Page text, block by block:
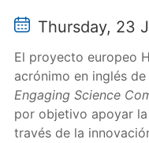
Thursday, 23
El proyecto europeo
acrónimo en inglés de
Engaging Science
por objetivo apoyar
través de la